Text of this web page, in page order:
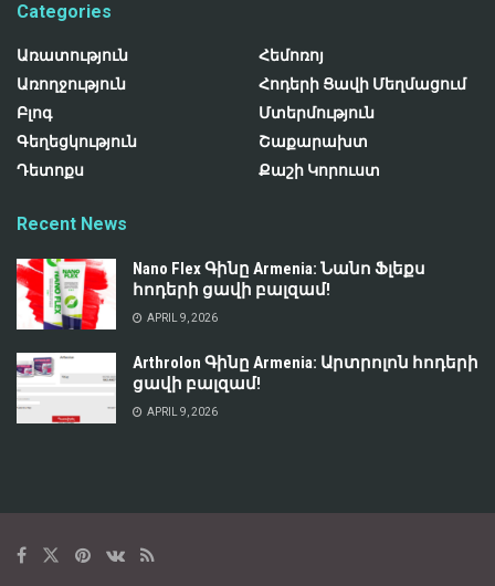
Categories
Առատություն
Առողջություն
Բլոգ
Գեղեցկություն
Դետոքս
Հեմոռոյ
Հոդերի Ցավի Մեղմացում
Մտերմություն
Շաքարախտ
Քաշի Կորուստ
Recent News
Nano Flex Գինը Armenia: Նանո Ֆլեքս
հոդերի ցավի բալզամ!
APRIL 9, 2026
Arthrolon Գինը Armenia: Արտրոլոն հոդերի
ցավի բալզամ!
APRIL 9, 2026